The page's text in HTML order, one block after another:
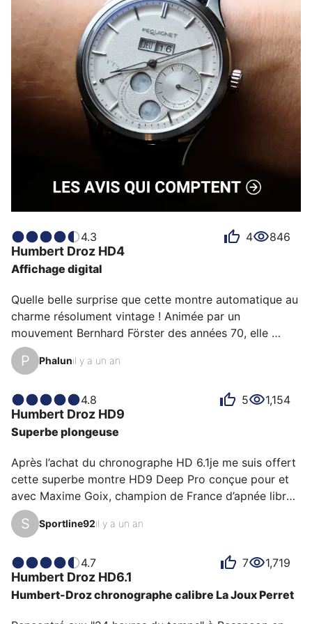
l’ergonomie, puis choisissez l’esthétique qui vous
Avant de finaliser, confrontez votre
shortlist avec les avis clients Dialicious pour croiser
retours d’expérience, confort et pertinence.
(Mise à jour Octobre 2025)
4.3 4 846
Humbert Droz HD4
Affichage digital
Quelle belle surprise que cette montre automatique au
charme résolument vintage ! Animée par un
mouvement Bernhard Förster des années 70, elle
combine habilement authenticité mécanique et
esthétique rétro. Ce calibre, longtemps oublié, a
être remis en état et adapté à une production
moderne — un vrai travail d’orfèvre horloger, qui force
le respect.
Le plus étonnant ? Son affichage digital de l’heure,
rare pour une montre mécanique, qui lui confère une
originalit…
P Phalunil y a un an
4.8 5 1,154
Humbert Droz HD9
Superbe plongeuse
Après l’achat du chronographe HD 6.1je me suis offert
cette superbe montre HD9 Deep Pro conçue pour et
avec Maxime Goix, champion de France d’apnée libre.
Elle est équipée du mouvement La Joux Perret  G100
avec 68 heures de réserve de marche, couronne
montre signée Humbert-Droz qui nous offre des
S Sportline92il y a un an
4.7 7 1,719
Humbert Droz HD6.1
Humbert-Droz chronographe calibre La Joux Perret